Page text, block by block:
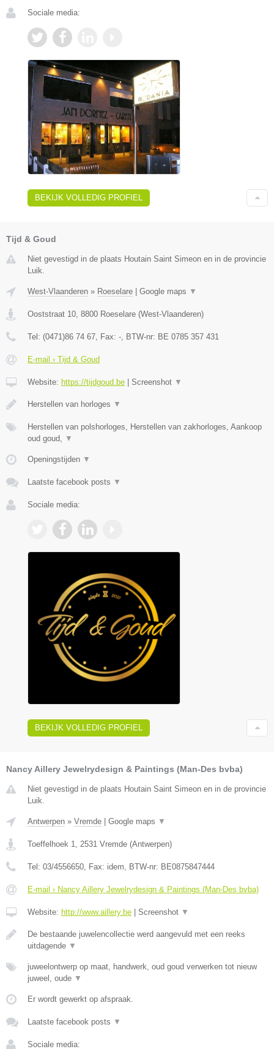
Sociale media:
BEKIJK VOLLEDIG PROFIEL
Tijd & Goud
Niet gevestigd in de plaats Houtain Saint Simeon en in de provincie
Luik.
West-Vlaanderen » Roeselare | Google maps ▼
Ooststraat 10 8800 Roeselare (West-Vlaanderen)
Tel: (0471)86 74 67 , Fax: - , BTW-nr: BE 0785 357 431
E-mail › Tijd & Goud
Website: https://tijdgoud.be | Screenshot ▼
Herstellen van horloges ▼
Herstellen van polshorloges, Herstellen van zakhorloges, Aankoop
oud goud,
▼
Openingstijden ▼
Laatste facebook posts ▼
Sociale media:
BEKIJK VOLLEDIG PROFIEL
Nancy Aillery Jewelrydesign & Paintings (Man-Des bvba)
Niet gevestigd in de plaats Houtain Saint Simeon en in de provincie
Luik.
Antwerpen » Vremde | Google maps ▼
Toeffelhoek 1 2531 Vremde (Antwerpen)
Tel: 03/4556650 , Fax: idem , BTW-nr: BE0875847444
E-mail › Nancy Aillery Jewelrydesign & Paintings (Man-Des bvba)
Website: http://www.aillery.be | Screenshot ▼
De bestaande juwelencollectie werd aangevuld met een reeks
uitdagende ▼
juweelontwerp op maat, handwerk, oud goud verwerken tot nieuw
juweel, oude ▼
Er wordt gewerkt op afspraak.
Laatste facebook posts ▼
Sociale media: